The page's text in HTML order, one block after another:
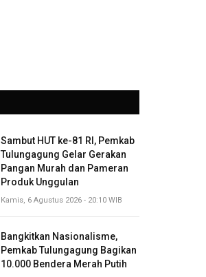
Sambut HUT ke-81 RI, Pemkab
Tulungagung Gelar Gerakan
Pangan Murah dan Pameran
Produk Unggulan
Kamis, 6 Agustus 2026 - 20:10 WIB
Bangkitkan Nasionalisme,
Pemkab Tulungagung Bagikan
10.000 Bendera Merah Putih